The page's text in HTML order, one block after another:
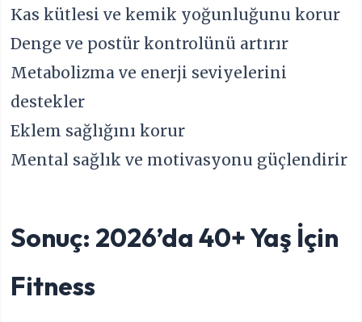
Kas kütlesi ve kemik yoğunluğunu korur
Denge ve postür kontrolünü artırır
Metabolizma ve enerji seviyelerini
destekler
Eklem sağlığını korur
Mental sağlık ve motivasyonu güçlendirir
Sonuç: 2026’da 40+ Yaş İçin
Fitness